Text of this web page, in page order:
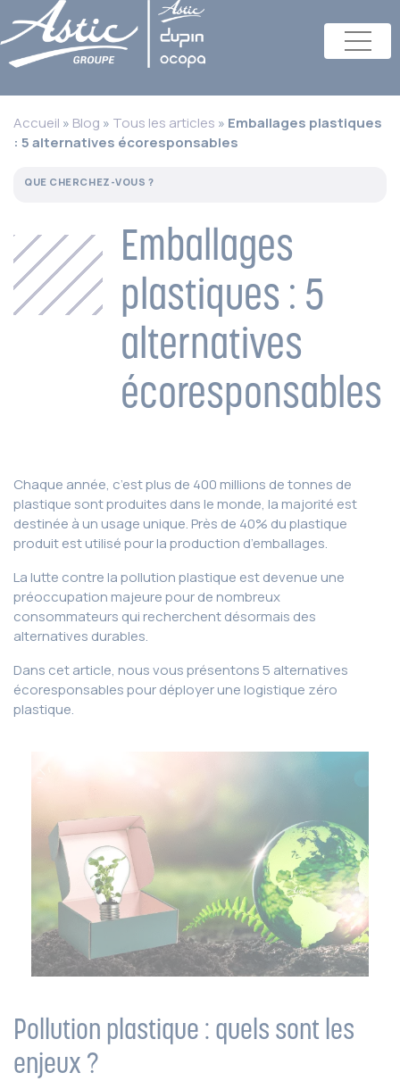
Accueil » Blog » Tous les articles » Emballages plastiques
: 5 alternatives écoresponsables
Emballages
plastiques : 5
alternatives
écoresponsables
Chaque année, c’est plus de 400 millions de tonnes de
plastique sont produites dans le monde, la majorité est
destinée à un usage unique. Près de 40% du plastique
produit est utilisé pour la production d’emballages.
La lutte contre la pollution plastique est devenue une
préoccupation majeure pour de nombreux
consommateurs qui recherchent désormais des
alternatives durables.
Dans cet article, nous vous présentons 5 alternatives
écoresponsables pour déployer une logistique zéro
plastique.
Pollution plastique : quels sont les
enjeux ?